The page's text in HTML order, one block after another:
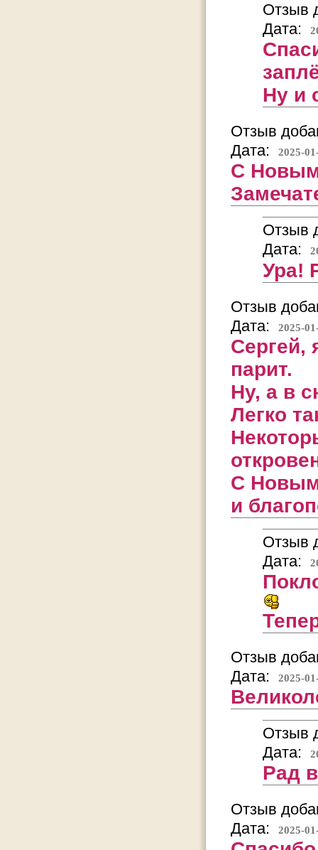
Отзыв
Дата:
Ну и
Отзыв
Дата:
2025-
С
Отзыв
Дата:
Ура!
Отзыв
Дата:
2025-
Сергей,
парит.
Ну, а в
Легко
С Новым
и
Отзыв
Дата:
Отзыв
Дата:
2025-
Отзыв
Дата:
Рад
Отзыв
Дата:
2025-